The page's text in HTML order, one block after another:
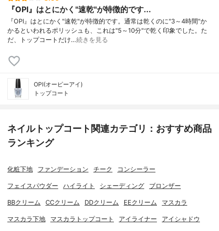
『OPI』はとにかく"速乾"が特徴的です...
『OPI』はとにかく"速乾"が特徴的です。通常は乾くのに"3～4時間"か
かるといわれるポリッシュも、これは"5～10分"で乾く印象でした。た
だ、トップコートだけ…続きを見る
OPI(オーピーアイ)
トップコート
ネイルトップコート関連カテゴリ：おすすめ商品
ランキング
化粧下地 ファンデーション チーク コンシーラー
フェイスパウダー ハイライト シェーディング ブロンザー
BBクリーム CCクリーム DDクリーム EEクリーム マスカラ
マスカラ下地 マスカラトップコート アイライナー アイシャドウ